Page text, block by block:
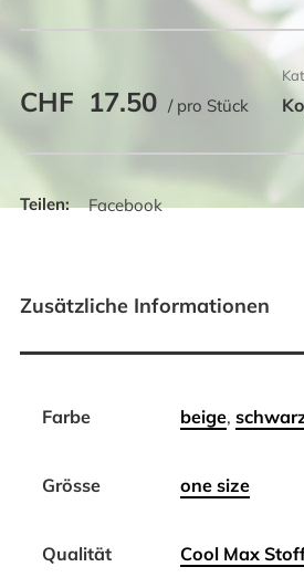
CHF 17.50 / pro Stück
Facebook
Zusätzliche Informationen
Farbe beige,
Grösse one size
Qualität Cool Max